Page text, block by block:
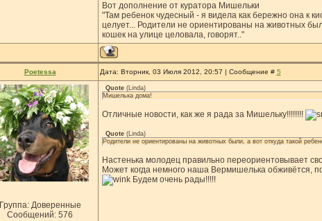
Вот дополнение от куратора Мишельки
"Там ребенок чудесный - я видела как бережно она к
целует... Родители не ориентированы на животных
кошек на улице целовала, говорят.."
Poetessa Дата: Вторник, 03 Июля 2012, 20:57 | Сообщение # 5
Доверенные
Сообщений: 576
Quote(Linda)
Мишелька дома!
Отличные новости, как же я рада за Мишельку!!!!!!!!
Quote(Linda)
Родители не ориентированы на животных были, а вот откуда такой
Настенька молодец правильно переориентовывает
Может когда немного наша Вермишелька обживётся,
Будем очень рады!!!!!